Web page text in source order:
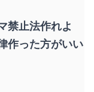
禁止法作れよ
作った方がいい